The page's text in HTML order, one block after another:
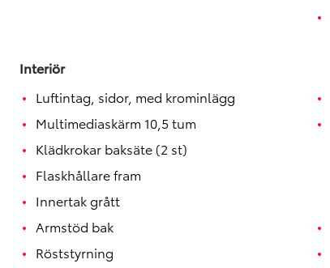
Interiör
Luftintag, sidor, med krominlägg
Multimediaskärm 10,5 tum
Klädkrokar baksäte (2 st)
Flaskhållare fram
Innertak grått
Armstöd bak
Röststyrning